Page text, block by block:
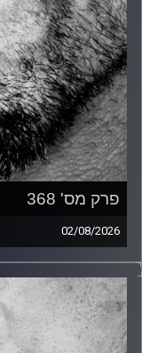
פרק מס' 368
02/08/2026
זיפים, מוזיקה
כל מה שחי, אמיתי
עם שמוליק רגב.